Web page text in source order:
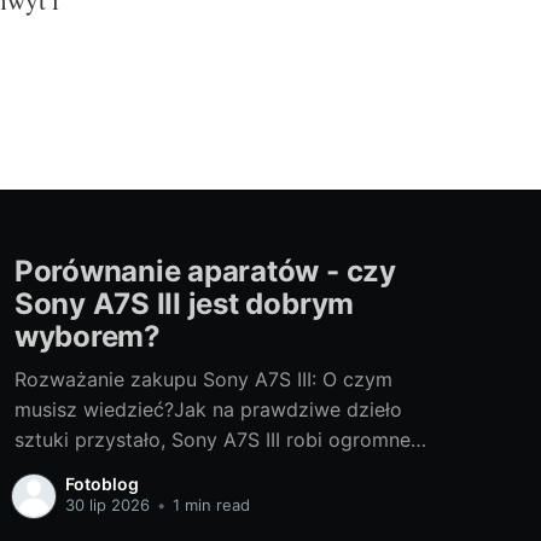
Porównanie aparatów - czy
Sony A7S III jest dobrym
wyborem?
Rozważanie zakupu Sony A7S III: O czym
musisz wiedzieć?Jak na prawdziwe dzieło
sztuki przystało, Sony A7S III robi ogromne
wrażenie. Ten potężny aparat bezlusterkowy,
który jest dzieckiem japońskiego giganta
Fotoblog
30 lip 2026 • 1 min read